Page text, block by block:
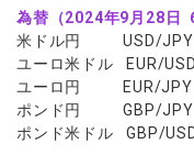
現物株式
ETF
株式CFD
株価指数CFD
エネルギーCFD
ゼロカットとロスカット
スワップとロールオーバー
入出金方法
レバレッジ
NEW
約定率
口座タイプ
法人のお客様
ゼロ口座
NEW
デモ口座
口座開設フォーム
必要書類
開設方法
プラットフォーム
MT5
MT4
cTrader
ツール
MT4/MT5 ヒストリカルデー
EA(エキスパートアドバイ
カスタムインジケーター
パートナー
パートナーシップ・
イントロデュース・パート
ニュース
ニュースリリース
会社概要
為替（2024年9月28日
米ドル円 USD/JPY
ユーロ米ドル EUR/
ユーロ円 EUR/
ポンド円 GBP/JPY
ポンド米ドル GBP/